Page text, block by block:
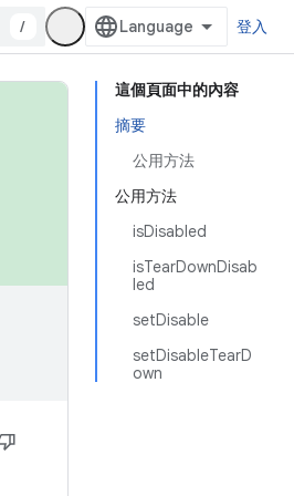
/ 登入
這個頁面中的內容
摘要
公用方法
公用方法
isDisabled
isTearDownDisab
led
setDisable
setDisableTearD
own